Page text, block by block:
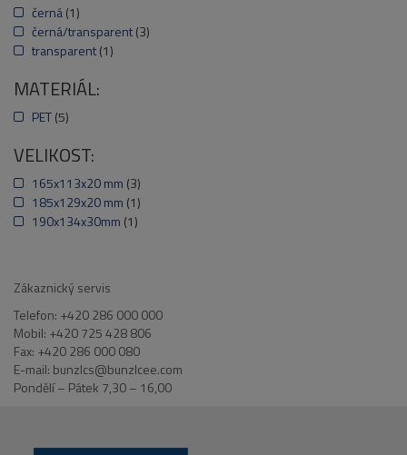
černá (1)
černá/transparent (3)
transparent (1)
MATERIÁL:
PET (5)
VELIKOST:
165x113x20 mm (3)
185x129x20 mm (1)
190x134x30mm (1)
Zákaznický servis
Telefon: +420 286 000 000
Mobil: +420 725 428 806
Fax: +420 286 000 080
E-mail: bunzlcs@bunzlcee.com
Pondělí – Pátek 7,30 – 16,00